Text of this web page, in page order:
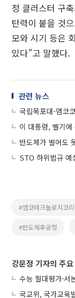
정 클러스터 구
탄력이 붙을 것
모와 시기 등은
있다”고 말했다.
관련 뉴스
국립목포대-앰코
#앰코테크놀로지코
#반도체후공정
강문정 기자의 주